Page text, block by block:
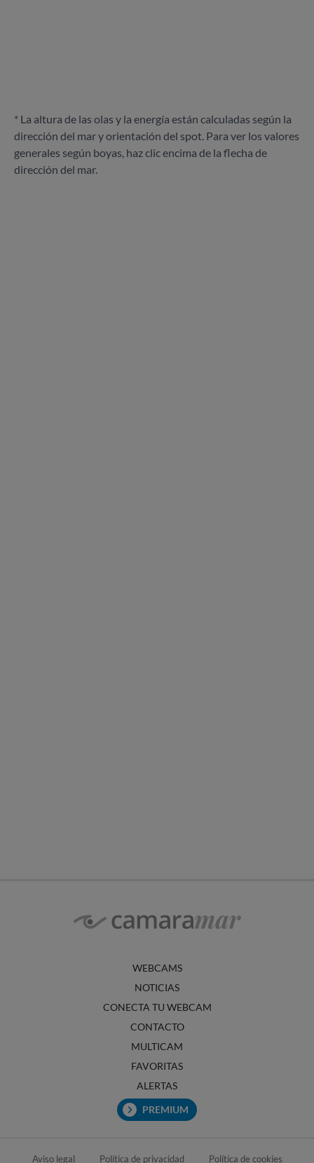
* La altura de las olas y la energía están calculadas según la
dirección del mar y orientación del spot. Para ver los valores
generales según boyas, haz clic encima de la flecha de
dirección del mar.
WEBCAMS
NOTICIAS
CONECTA TU WEBCAM
CONTACTO
MULTICAM
FAVORITAS
ALERTAS
PREMIUM
Aviso legal Política de privacidad Política de cookies